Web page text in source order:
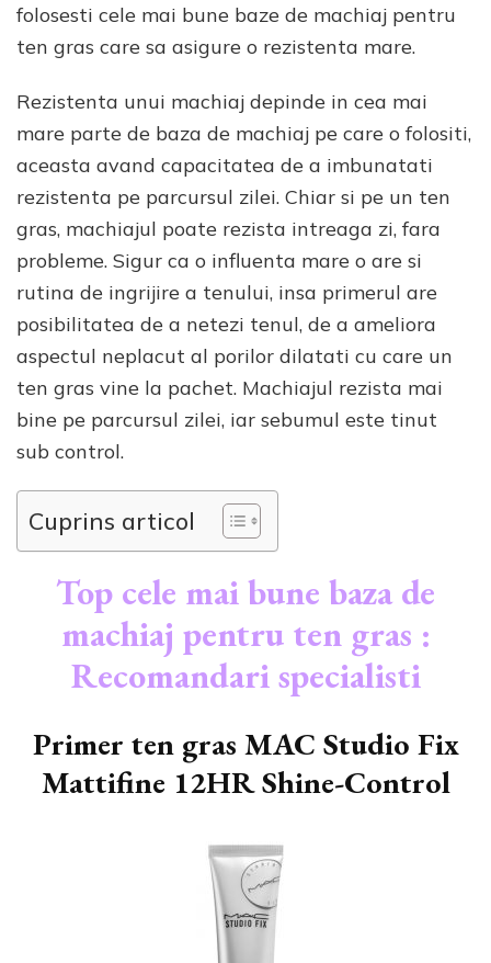
folosesti cele mai bune baze de machiaj pentru
ten gras care sa asigure o rezistenta mare.
Rezistenta unui machiaj depinde in cea mai
mare parte de baza de machiaj pe care o folositi,
aceasta avand capacitatea de a imbunatati
rezistenta pe parcursul zilei. Chiar si pe un ten
gras, machiajul poate rezista intreaga zi, fara
probleme. Sigur ca o influenta mare o are si
rutina de ingrijire a tenului, insa primerul are
posibilitatea de a netezi tenul, de a ameliora
aspectul neplacut al porilor dilatati cu care un
ten gras vine la pachet. Machiajul rezista mai
bine pe parcursul zilei, iar sebumul este tinut
sub control.
Cuprins articol
Top cele mai bune baza de
machiaj pentru ten gras :
Recomandari specialisti
Primer ten gras MAC Studio Fix
Mattifine 12HR Shine-Control